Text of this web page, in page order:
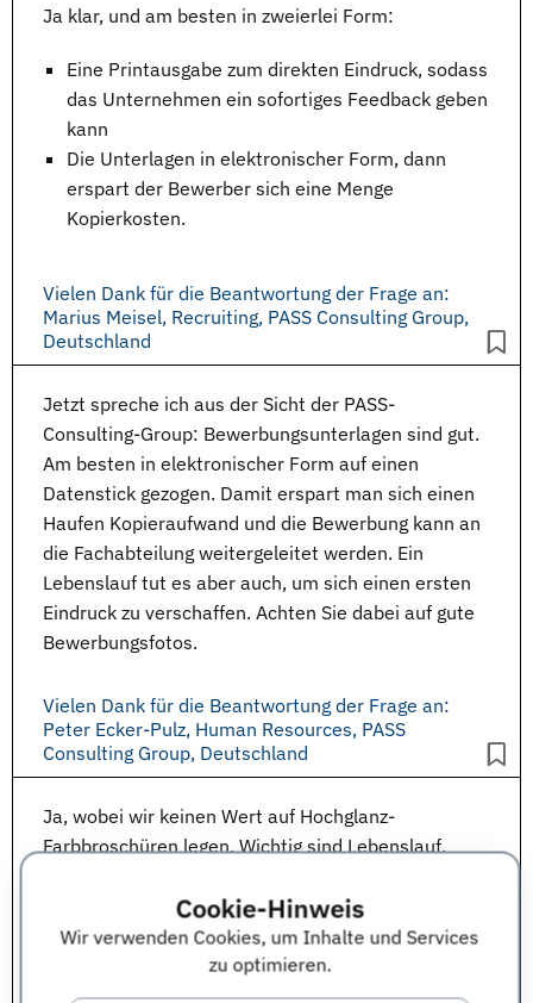
Cookie-Hinweis
Wir verwenden Cookies, um Inhalte und Services
zu optimieren.
Ja klar, und am besten in zweierlei Form:
Eine Printausgabe zum direkten Eindruck, sodass
das Unternehmen ein sofortiges Feedback geben
kann
Die Unterlagen in elektronischer Form, dann
erspart der Bewerber sich eine Menge
Kopierkosten.
Vielen Dank für die Beantwortung der Frage an:
Marius Meisel, Recruiting, PASS Consulting Group,
Deutschland
Jetzt spreche ich aus der Sicht der PASS-
Consulting-Group: Bewerbungsunterlagen sind gut.
Am besten in elektronischer Form auf einen
Datenstick gezogen. Damit erspart man sich einen
Haufen Kopieraufwand und die Bewerbung kann an
die Fachabteilung weitergeleitet werden. Ein
Lebenslauf tut es aber auch, um sich einen ersten
Eindruck zu verschaffen. Achten Sie dabei auf gute
Bewerbungsfotos.
Vielen Dank für die Beantwortung der Frage an:
Peter Ecker-Pulz, Human Resources, PASS
Consulting Group, Deutschland
Ja, wobei wir keinen Wert auf Hochglanz-
Farbbroschüren legen. Wichtig sindLebenslauf,
Vielen Dank für die Beantwortung der Frage an:
Peter Ecker-Pulz, Human Resources, PASS